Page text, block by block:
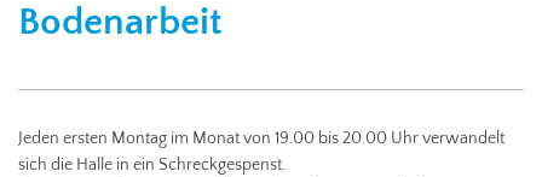
Bodenarbeit
Jeden ersten Montag im Monat von 19.00 bis 20.00 Uhr verwandelt
sich die Halle in ein Schreckgespenst.